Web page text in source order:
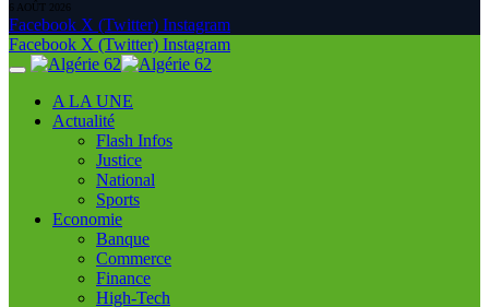
6 AOÛT 2026
Facebook X (Twitter) Instagram
Facebook X (Twitter) Instagram
A LA UNE
Actualité
Flash Infos
Justice
National
Sports
Economie
Banque
Commerce
Finance
High-Tech